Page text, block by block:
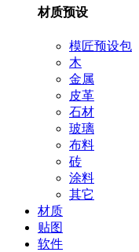
材质预设
模匠预设包
木
金属
皮革
石材
玻璃
布料
砖
涂料
其它
材质
贴图
软件